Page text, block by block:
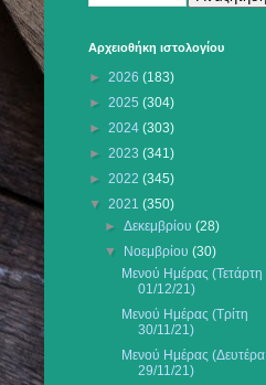
Αρχειοθήκη ιστολογίου
► 2026 (183)
► 2025 (304)
► 2024 (303)
► 2023 (341)
► 2022 (345)
▼ 2021 (350)
►Δεκεμβρίου(28)
▼
Νοεμβρίου(30)
Μενού Ημέρας (Τετάρτη
01/12/21)
Μενού Ημέρας (Τρίτη
30/11/21)
Μενού Ημέρας (Δευτέρα
29/11/21)